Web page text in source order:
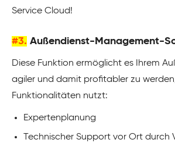
Service Cloud!
#3. Außendienst-Management-
Diese Funktion ermöglicht es Ihrem
agiler und damit profitabler zu
Funktionalitäten nutzt:
Expertenplanung
Technischer Support vor Ort durch